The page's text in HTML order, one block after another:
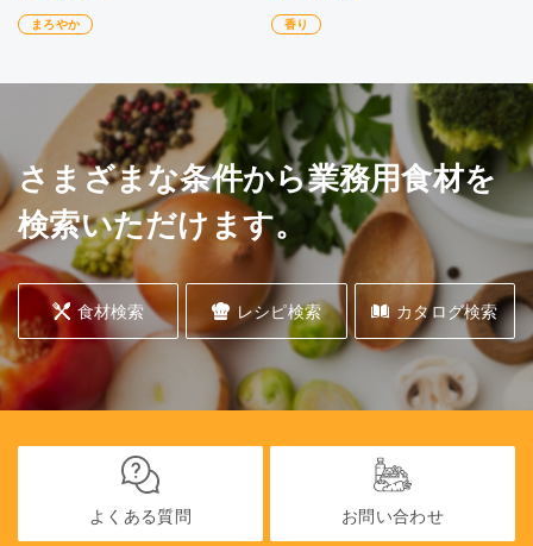
まろやか 香り
さまざまな条件から業務用食材を
検索いただけます。
食材検索 レシピ検索 カタログ検索
よくある質問 お問い合わせ